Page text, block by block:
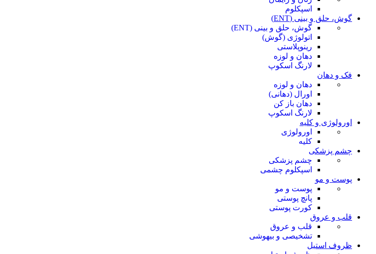
اسپکلوم
گوش، حلق و بینی (ENT)
گوش، حلق و بینی (ENT)
اتولوژی (گوش)
رینوپلاستی
دهان و لوزه
لارنگ اسکوپ
فک و دهان
دهان و لوزه
اورال (دهانی)
دهان باز کن
لارنگ اسکوپ
اورولوژی و کلیه
اورولوژی
کلیه
چشم پزشکی
چشم پزشکی
اسپکلوم چشمی
پوست و مو
پوست و مو
پانچ پوستی
کورت پوستی
قلب و عروق
قلب و عروق
تشخیصی و بیهوشی
ظروف استیل